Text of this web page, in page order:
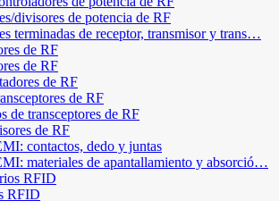
divisores de potencia de RF
terminadas de receptor, transmisor y trans…
de RF
de RF
de RF
de RF
de transceptores de RF
de RF
contactos, dedo y juntas
materiales de apantallamiento y absorció…
RFID
RFID